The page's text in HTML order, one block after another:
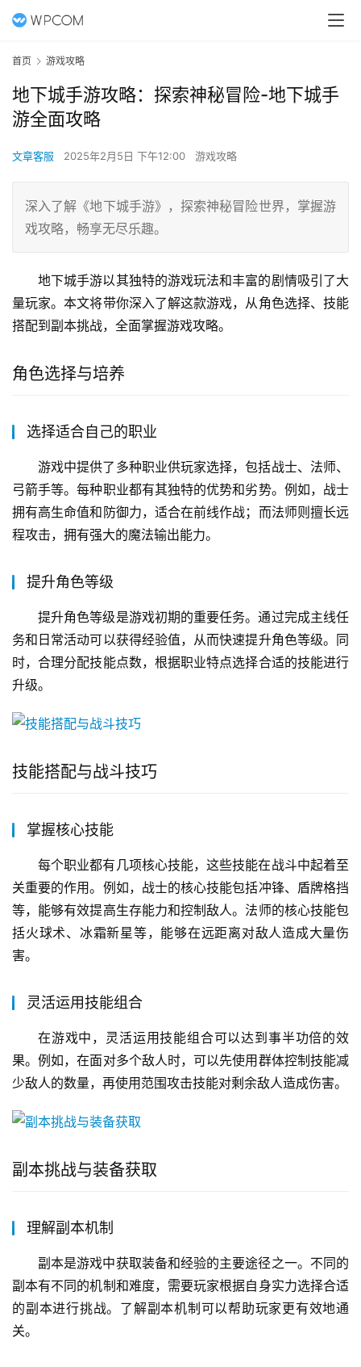
首页 游戏攻略
地下城手游攻略：探索神秘冒险-地下城手
游全面攻略
文章客服 2025年2月5日 下午12:00 游戏攻略
深入了解《地下城手游》，探索神秘冒险世界，掌握游
戏攻略，畅享无尽乐趣。
地下城手游以其独特的游戏玩法和丰富的剧情吸引了大
量玩家。本文将带你深入了解这款游戏，从角色选择、技能
搭配到副本挑战，全面掌握游戏攻略。
角色选择与培养
选择适合自己的职业
游戏中提供了多种职业供玩家选择，包括战士、法师、
弓箭手等。每种职业都有其独特的优势和劣势。例如，战士
拥有高生命值和防御力，适合在前线作战；而法师则擅长远
程攻击，拥有强大的魔法输出能力。
提升角色等级
提升角色等级是游戏初期的重要任务。通过完成主线任
务和日常活动可以获得经验值，从而快速提升角色等级。同
时，合理分配技能点数，根据职业特点选择合适的技能进行
升级。
技能搭配与战斗技巧
掌握核心技能
每个职业都有几项核心技能，这些技能在战斗中起着至
关重要的作用。例如，战士的核心技能包括冲锋、盾牌格挡
等，能够有效提高生存能力和控制敌人。法师的核心技能包
括火球术、冰霜新星等，能够在远距离对敌人造成大量伤
害。
灵活运用技能组合
在游戏中，灵活运用技能组合可以达到事半功倍的效
果。例如，在面对多个敌人时，可以先使用群体控制技能减
少敌人的数量，再使用范围攻击技能对剩余敌人造成伤害。
副本挑战与装备获取
理解副本机制
副本是游戏中获取装备和经验的主要途径之一。不同的
副本有不同的机制和难度，需要玩家根据自身实力选择合适
的副本进行挑战。了解副本机制可以帮助玩家更有效地通
关。